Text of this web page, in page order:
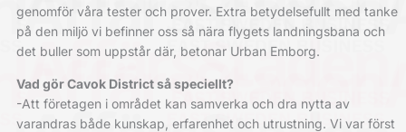
genomför våra tester och prover. Extra betydelsefullt med tanke
på den miljö vi befinner oss så nära flygets landningsbana och
det buller som uppstår där, betonar Urban Emborg.
Vad gör Cavok District så speciellt?
-Att företagen i området kan samverka och dra nytta av
varandras både kunskap, erfarenhet och utrustning. Vi var först